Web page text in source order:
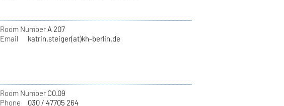
Room NumberA 207
Email
katrin.steiger(at)kh-berlin.de
Room NumberC0.09
Phone
030 / 47705 264